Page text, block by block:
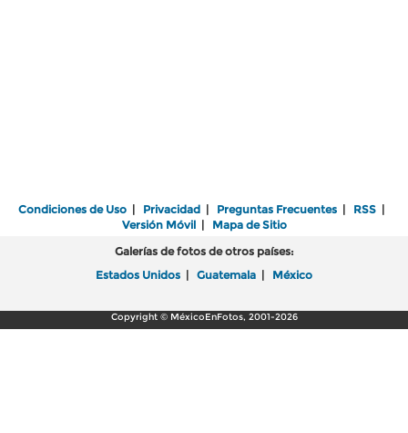
Condiciones de Uso | Privacidad | Preguntas Frecuentes | RSS |
Versión Móvil| Mapa de Sitio
Galerías de fotos de otros países:
Estados Unidos | Guatemala | México
Copyright © MéxicoEnFotos, 2001-2026